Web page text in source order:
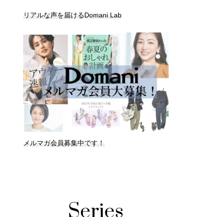
リアルな声を届けるDomani Lab
メルマガ会員募集中です！
Series